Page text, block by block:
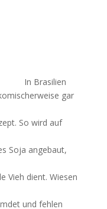
In Brasilien
gar
So wird auf
Soja angebaut,
Vieh dient. Wiesen
und fehlen